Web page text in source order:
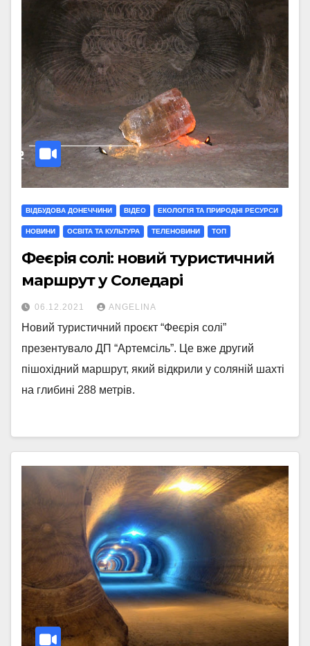
ВІДБУДОВА ДОНЕЧЧИНИ ВІДЕО ЕКОЛОГІЯ ТА ПРИРОДНІ РЕСУРСИ
НОВИНИ ОСВІТА ТА КУЛЬТУРА ТЕЛЕНОВИНИ ТОП
Феєрія солі: новий туристичний
маршрут у Соледарі
06.12.2021 ANGELINA
Новий туристичний проєкт “Феєрія солі”
презентувало ДП “Артемсіль”. Це вже другий
пішохідний маршрут, який відкрили у соляній шахті
на глибині 288 метрів.